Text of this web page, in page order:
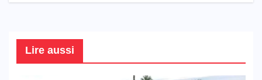
Lire aussi